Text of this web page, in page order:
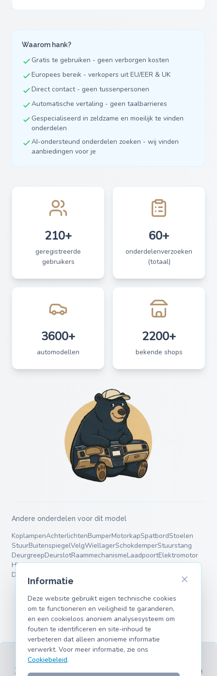
Waarom hank?
Gratis te gebruiken - geen verborgen kosten
Europees bereik - verkopers uit EU/EER & UK
Direct contact - geen tussenpersonen
Automatische vertaling - geen taalbarrieres
Gespecialiseerd in zeldzame en moeilijk te vinden
onderdelen
AI-ondersteund onderdelen zoeken - wij vinden
aanbiedingen voor je
210+
geregistreerde
gebruikers
60+
onderdelenverzoeken
(totaal)
3600+
automodellen
2200+
bekende shops
Andere onderdelen voor dit model
KoplampenAchterlichtenBumperMotorkapSpatbordStoelen
StuurBuitenspiegelVelgWiellagerSchokdemperStuurstang
DeurgreepDeurslotRaammechanismeLaadpoortElektromotor
HV-accuMotorsteunRemschijvenRemblokkenRemklauwVeren
Draagarmen
VoorwaardenPrivacyColofonCookiesOndersteunde modellen
Informatie
Deze website gebruikt eigen technische cookies
om te functioneren en veiligheid te garanderen,
en een cookieloos anoniem analysesysteem om
fouten te identificeren en site-inhoud te
verbeteren dat alleen anonieme informatie
verwerkt. Voor meer informatie, zie ons
Cookiebeleid.